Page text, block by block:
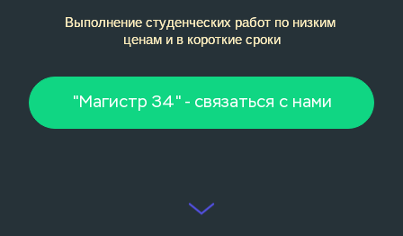
Выполнение студенческих работ по низким
ценам и в короткие сроки
"Магистр 34" - связаться с нами